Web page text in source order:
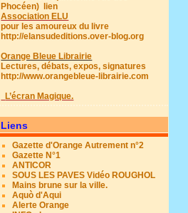
Phocéen)
lien
Association ELU
pour les amoureux du livre
http://elansudeditions.over-blog.org
Orange Bleue Librairie
Lectures, débats, expos, signatures
http://www.orangebleue-librairie.com
L’écran Magique.
Liens
Gazette d'Orange Autrement n°2
Gazette N°1
ANTICOR
SOUS LES PAVES Vidéo ROUGHOL
Mains brune sur la ville.
Aquò d'Aqui
Alerte Orange